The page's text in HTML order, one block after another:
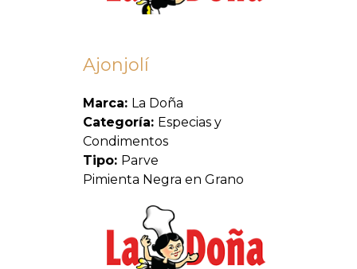
Ajonjolí
Marca: La Doña
Categoría: Especias y
Condimentos
Tipo: Parve
Pimienta Negra en Grano